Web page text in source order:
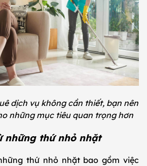
dịch vụ không cần thiết, bạn nên
những mục tiêu quan trọng hơn
những thứ nhỏ nhặt
thứ nhỏ nhặt bao gồm việc